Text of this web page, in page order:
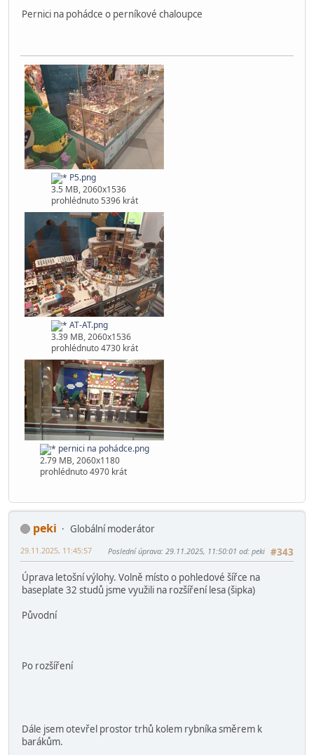
4 lidemse to líbí.
peki
Globální moderátor
29.11.2025, 11:15:34 Poslední úprava: 29.11.2025, 11:27:59 od: peki
Detail AT-AT
Pernici na pohádce o perníkové chaloupce
P5.png
3.5 MB, 2060x1536
prohlédnuto 5396 krát
prohlédnuto 4730 krát
2.79 MB, 2060x1180
Úprava letošní výlohy. Volně místo o pohledové šířce na
baseplate 32 studů jsme využili na rozšíření lesa (šipka)